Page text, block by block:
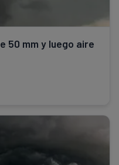
50 mm y luego aire